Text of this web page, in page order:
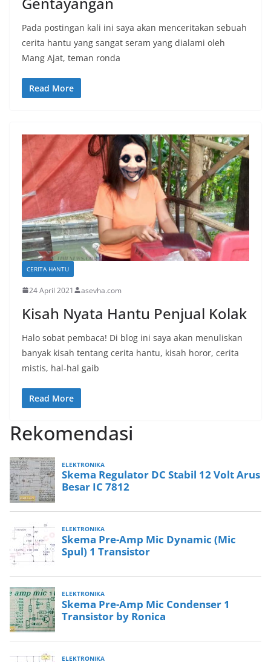
Pada postingan kali ini saya akan menceritakan sebuah
cerita hantu yang sangat seram yang dialami oleh
Mang Ajat, teman ronda
Read More
CERITA HANTU
24 April 2021 asevha.com
Kisah Nyata Hantu Penjual Kolak
Halo sobat pembaca! Di blog ini saya akan menuliskan
banyak kisah tentang cerita hantu, kisah horor, cerita
mistis, hal-hal gaib
Read More
Rekomendasi